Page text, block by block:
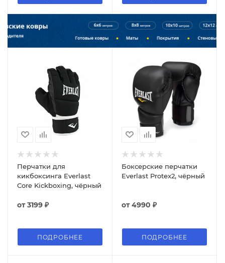
Перчатки для
кикбоксинга Everlast
Core Kickboxing, чёрный
от3199 ₽
ПОДРОБНЕЕ
Боксерские перчатки
Everlast Protex2, чёрный
от4990 ₽
ПОДРОБНЕЕ